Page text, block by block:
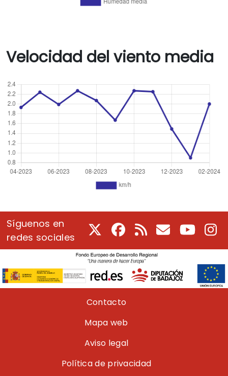
Velocidad del viento media
Síguenos en
redes sociales
Facebook
RSS CorreoYoutube
Pie de páginaContacto
Mapa web
Aviso legal
Política de privacidad